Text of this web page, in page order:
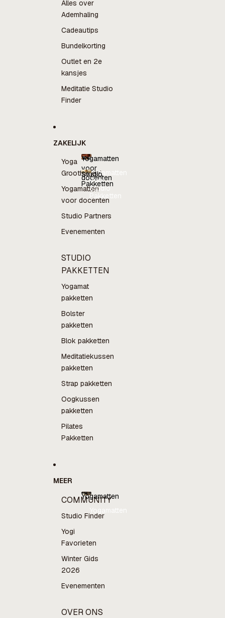
Alles over
Ademhaling
Cadeautips
Bundelkorting
Outlet en 2e
kansjes
Meditatie Studio
Finder
ZAKELIJK
Yoga
Groothandel
Yogamatten
voor docenten
Studio Partners
Evenementen
STUDIO
PAKKETTEN
Yogamat
pakketten
Bolster
pakketten
Blok pakketten
Meditatiekussen
pakketten
Strap pakketten
Oogkussen
pakketten
Pilates
Pakketten
Yogamatten
voor
docenten
Yogamatten
voor
docenten
Studio
Pakketten
Studio
Pakketten
MEER
COMMUNITY
Studio Finder
Yogi
Favorieten
Winter Gids
2026
Evenementen
OVER ONS
Yogamatten